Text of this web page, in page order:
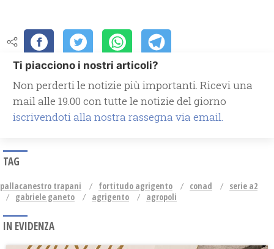
Ti piacciono i nostri articoli?
Non perderti le notizie più importanti. Ricevi una
mail alle 19.00 con tutte le notizie del giorno
iscrivendoti alla nostra rassegna via email.
TAG
pallacanestro trapani fortitudo agrigento conad
serie a2
gabriele ganeto
agrigento agropoli
IN EVIDENZA